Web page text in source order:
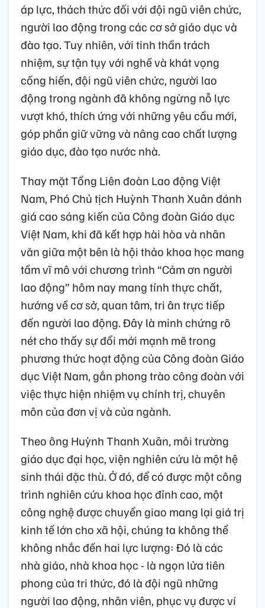
áp lực, thách thức đối với đội ngũ viên chức,
người lao động trong các cơ sở giáo dục và
đào tạo. Tuy nhiên, với tinh thần trách
nhiệm, sự tận tụy với nghề và khát vọng
cống hiến, đội ngũ viên chức, người lao
động trong ngành đã không ngừng nỗ lực
vượt khó, thích ứng với những yêu cầu mới,
góp phần giữ vững và nâng cao chất lượng
giáo dục, đào tạo nước nhà.
Thay mặt Tổng Liên đoàn Lao động Việt
Nam, Phó Chủ tịch Huỳnh Thanh Xuân đánh
giá cao sáng kiến của Công đoàn Giáo dục
Việt Nam, khi đã kết hợp hài hòa và nhân
văn giữa một bên là hội thảo khoa học mang
tầm vĩ mô với chương trình “Cảm ơn người
lao động” hôm nay mang tính thực chất,
hướng về cơ sở, quan tâm, tri ân trực tiếp
đến người lao động. Đây là minh chứng rõ
nét cho thấy sự đổi mới mạnh mẽ trong
phương thức hoạt động của Công đoàn Giáo
dục Việt Nam, gắn phong trào công đoàn với
việc thực hiện nhiệm vụ chính trị, chuyên
môn của đơn vị và của ngành.
Theo ông Huỳnh Thanh Xuân, môi trường
giáo dục đại học, viện nghiên cứu là một hệ
sinh thái đặc thù. Ở đó, để có được một công
trình nghiên cứu khoa học đỉnh cao, một
công nghệ được chuyển giao mang lại giá trị
kinh tế lớn cho xã hội, chúng ta không thể
không nhắc đến hai lực lượng: Đó là các
nhà giáo, nhà khoa học - là ngọn lửa tiên
phong của tri thức, đó là đội ngũ những
người lao động, nhân viên, phục vụ được ví